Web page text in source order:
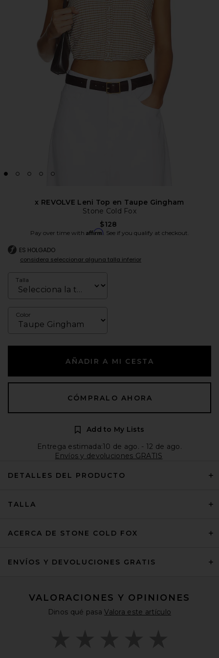
x REVOLVE Leni Top en Taupe Gingham
Stone Cold Fox
$128
Pay over time with Affirm. See if you qualify at checkout.
ES HOLGADO
considera seleccionar alguna talla inferior
Talla
Color
AÑADIR A MI CESTA
CÓMPRALO AHORA
Add to My Lists
Entrega estimada:10 de ago. - 12 de ago.
Envíos y devoluciones GRATIS
DETALLES DEL PRODUCTO
TALLA
ACERCA DE STONE COLD FOX
ENVÍOS Y DEVOLUCIONES GRATIS
VALORACIONES Y OPINIONES
Dinos qué pasaValora este artículo